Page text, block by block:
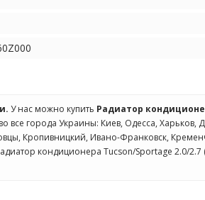
У нас можно купить Радиатор
все города Украины: Киев, Одесса,
Кропивницкий, Ивано-Франковск,
кондиционера Tucson/Sportage 2.0/2.7